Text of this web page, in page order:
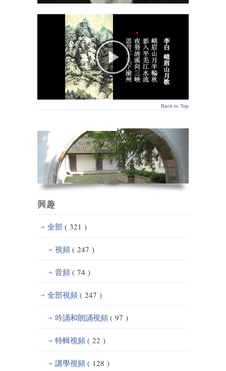
Back to Top
興趣
全部 ( 321 )
視頻 ( 247 )
音頻 ( 74 )
全部視頻 ( 247 )
吟誦和朗誦視頻 ( 97 )
特輯視頻 ( 22 )
講學視頻 ( 128 )